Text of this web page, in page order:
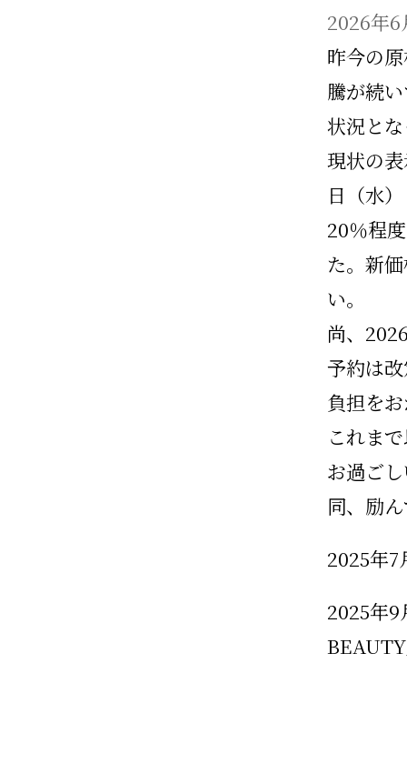
2026年6
昨今の
騰が続
状況と
現状の
日（水
20％程
た。新
い。
尚、
予約は
負担を
これま
お過ご
同、励
2025年
2025年9